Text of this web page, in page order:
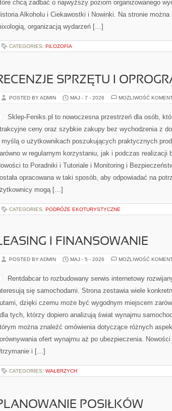
chcą zadbać o najwyższy poziom organizowanego
Alkoholu i Ciekawostki i Nowinki. Na stronie
organizacją wydarzeń […]
CATEGORIES: FILOZOFIA
SPRZĘTU I
POSTED BY ADMIN MAJ - 7 - 2026 MOŻLIWOŚĆ
Sklep-Feniks.pl to nowoczesna przestrzeń dla osób,
ceny oraz szybkie zakupy bez wychodzenia z
myślą o użytkownikach poszukujących praktycznych
w regularnym korzystaniu, jak i podczas realizacji
to Poradniki i Tutoriale i Monitoring i
opracowana w taki sposób, aby odpowiadać na
mogą […]
CATEGORIES: PODRÓŻE EKOTURYSTYCZNE
I FINANSOWANIE
POSTED BY ADMIN MAJ - 5 - 2026 MOŻLIWOŚĆ
Rentdabcar to rozbudowany serwis internetowy
się samochodami. Strona zestawia wiele
dzięki czemu może być wygodnym miejscem
tych, którzy dopiero analizują świat wynajmu
można znaleźć omówienia dotyczące różnych
ofert wynajmu aż po ubezpieczenia.
i […]
CATEGORIES: WAŁBRZYCH
POSIŁKÓW